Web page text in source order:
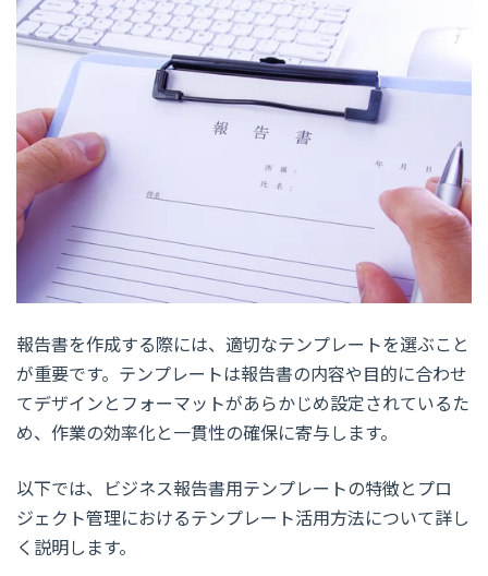
報告書を作成する際には、適切なテンプレートを選ぶこと
が重要です。テンプレートは報告書の内容や目的に合わせ
てデザインとフォーマットがあらかじめ設定されているた
め、作業の効率化と一貫性の確保に寄与します。
以下では、ビジネス報告書用テンプレートの特徴とプロ
ジェクト管理におけるテンプレート活用方法について詳し
く説明します。